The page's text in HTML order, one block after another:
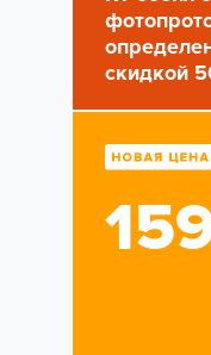
скидкой